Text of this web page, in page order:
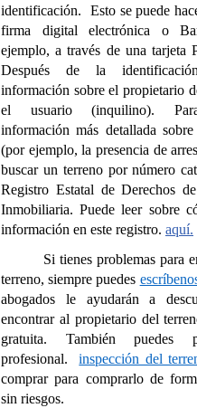
identificación.  Esto se puede
firma digital electrónica o
ejemplo, a través de una tarjeta
Después de la
información sobre el propietario
el usuario (inquilino).
información más detallada
(por ejemplo, la presencia de
buscar un terreno por número
Registro Estatal de Derechos
Inmobiliaria. Puede leer sobre
información en este registro. aquí.
Si tienes problemas para
terreno, siempre puedes
abogados le ayudarán a
encontrar al propietario del
gratuita. También puedes
profesional. inspección del
comprar para comprarlo de
sin riesgos.